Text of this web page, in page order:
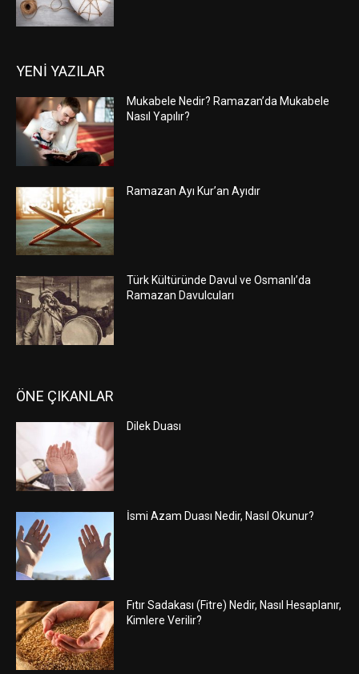
YENİ YAZILAR
Mukabele Nedir? Ramazan’da Mukabele
Nasıl Yapılır?
Ramazan Ayı Kur’an Ayıdır
Türk Kültüründe Davul ve Osmanlı’da
Ramazan Davulcuları
ÖNE ÇIKANLAR
Dilek Duası
İsmi Azam Duası Nedir, Nasıl Okunur?
Fıtır Sadakası (Fitre) Nedir, Nasıl Hesaplanır,
Kimlere Verilir?